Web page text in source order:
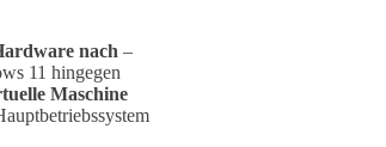
nach –
11 hingegen
Maschine